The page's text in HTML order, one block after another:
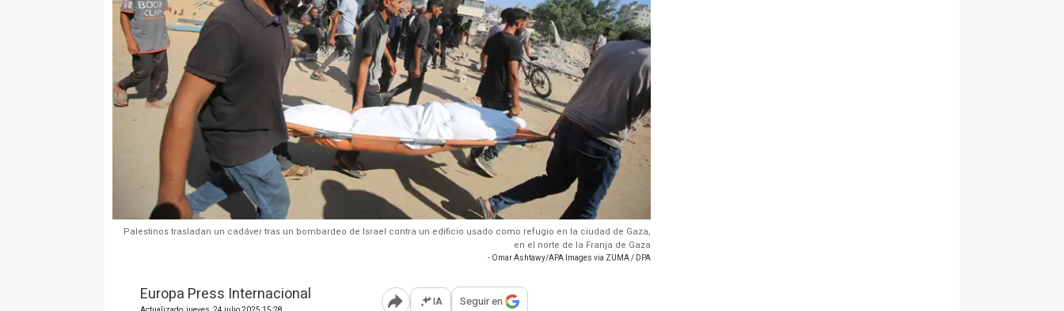
Palestinos trasladan un cadáver tras un bombardeo de Israel contra un edificio usado como refugio en la ciudad de Gaza,
en el norte de la Franja de Gaza
- Omar Ashtawy/APA Images via ZUMA / DPA
Europa Press Internacional IA Seguir en